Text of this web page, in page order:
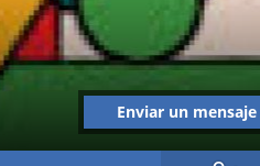
Enviar un